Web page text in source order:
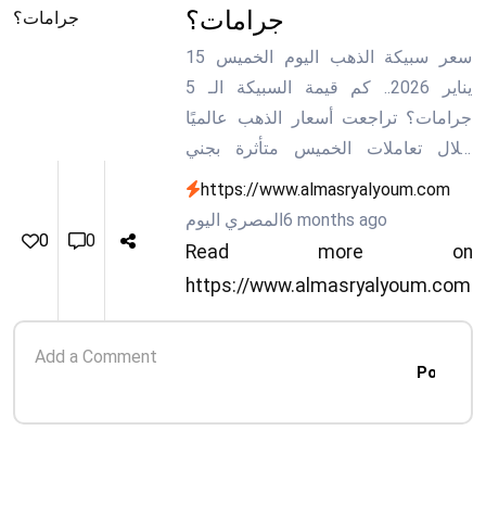
0 0
جرامات؟
سعر سبيكة الذهب اليوم الخميس 15
يناير 2026.. كم قيمة السبيكة الـ 5
جرامات؟ تراجعت أسعار الذهب عالميًا
خلال تعاملات الخميس متأثرة بجني
الأرباح بعد موجة من المستويات
القياسية، مع تراجع الطلب على الملاذات
الآمنة عقب تصريحات للرئيس الأمريكي
https://www.almasryalyoum.com
المصري اليوم6 months ago
Read more on
https://www.almasryalyoum.com
Post